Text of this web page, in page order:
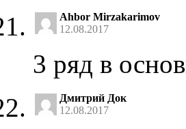
Ahbor Mirzakarimov
12.08.2017
3 ряд в
Дмитрий Док
12.08.2017